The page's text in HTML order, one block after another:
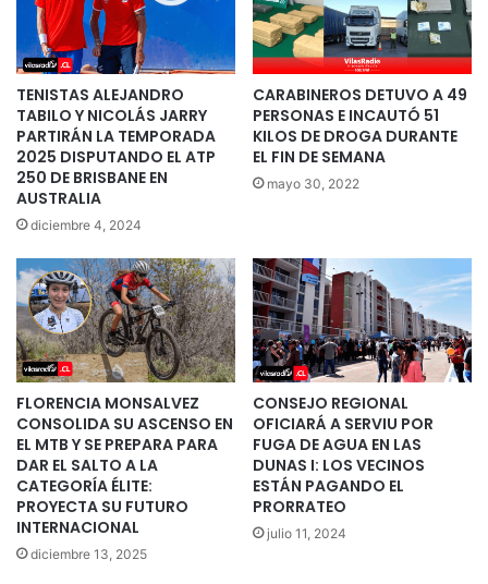
TENISTAS ALEJANDRO
TABILO Y NICOLÁS JARRY
PARTIRÁN LA TEMPORADA
2025 DISPUTANDO EL ATP
250 DE BRISBANE EN
AUSTRALIA
diciembre 4, 2024
CARABINEROS DETUVO A 49
PERSONAS E INCAUTÓ 51
KILOS DE DROGA DURANTE
EL FIN DE SEMANA
mayo 30, 2022
FLORENCIA MONSALVEZ
CONSOLIDA SU ASCENSO EN
EL MTB Y SE PREPARA PARA
DAR EL SALTO A LA
CATEGORÍA ÉLITE:
PROYECTA SU FUTURO
INTERNACIONAL
diciembre 13, 2025
CONSEJO REGIONAL
OFICIARÁ A SERVIU POR
FUGA DE AGUA EN LAS
DUNAS I: LOS VECINOS
ESTÁN PAGANDO EL
PRORRATEO
julio 11, 2024